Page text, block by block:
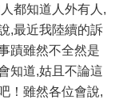
都知道人外有人,
,最近我陸續的訴
蹟雖然不全然是
知道,姑且不論這
！雖然各位會說,